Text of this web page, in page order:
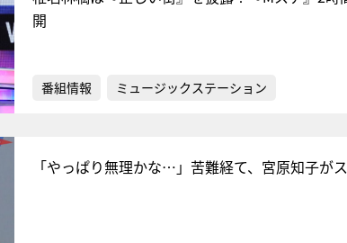
開
番組情報 ミュージックステーション
「やっぱり無理かな…」苦難経て、宮原知子が